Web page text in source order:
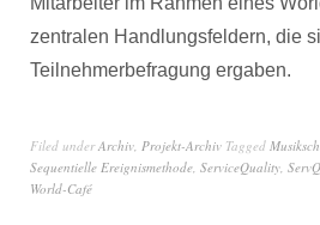
zentralen Handlungsfeldern, die
Teilnehmerbefragung ergaben.
Filed underArchiv, Projekt-Archiv Tagged
Sequentielle Ereignismethode, ServiceQuality,
World-Café